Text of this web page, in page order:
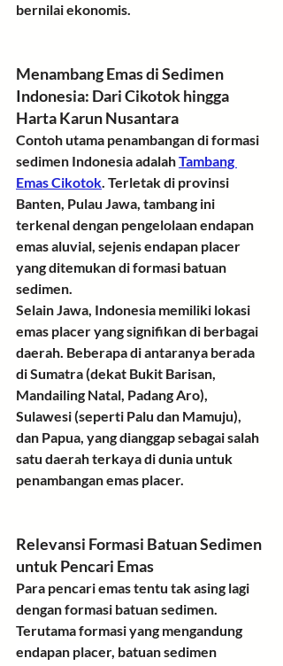
bernilai ekonomis.
Menambang Emas di Sedimen
Indonesia: Dari Cikotok hingga
Harta Karun Nusantara
Contoh utama penambangan di formasi
sedimen Indonesia adalah Tambang
Emas Cikotok. Terletak di provinsi
Banten, Pulau Jawa, tambang ini
terkenal dengan pengelolaan endapan
emas aluvial, sejenis endapan placer
yang ditemukan di formasi batuan
sedimen.
Selain Jawa, Indonesia memiliki lokasi
emas placer yang signifikan di berbagai
daerah. Beberapa di antaranya berada
di Sumatra (dekat Bukit Barisan,
Mandailing Natal, Padang Aro),
Sulawesi (seperti Palu dan Mamuju),
dan Papua, yang dianggap sebagai salah
satu daerah terkaya di dunia untuk
penambangan emas placer.
Relevansi Formasi Batuan Sedimen
untuk Pencari Emas
Para pencari emas tentu tak asing lagi
dengan formasi batuan sedimen.
Terutama formasi yang mengandung
endapan placer, batuan sedimen